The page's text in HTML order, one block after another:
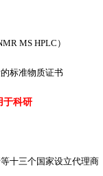
MS HPLC）
标准物质证书
于科研
十三个国家设立代理商